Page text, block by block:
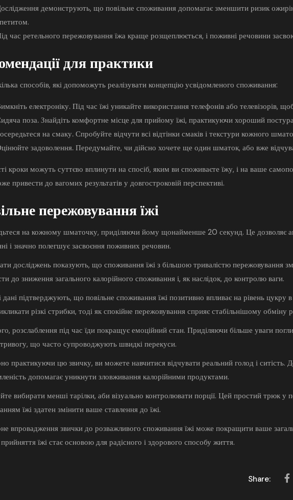
демонструють, що повільне споживання допомагає зменшити ризик
час ретельного пережовування їжа краще розщеплюється, і поживні речовини
для практики
способів, які допоможуть реалізувати концепцію усвідомленого споживання:
електроніку.Під час їжі уникайте використання телефонів або телевізорів,
поза.Знайдіть комфортне місце для прийому їжі, практикуючи хороший
на смаку.Спробуйте відчути всі відтінки смаків і текстури кожного
задоволення.Передумайте, чи дійсно хочете ще один шматок, або вже
кроки можуть суттєво вплинути на спосіб, яким ви споживаєте їжу, і на ваше
привести до вагомих результатів у довгостроковій перспективі.
пережовування їжі
на кожному шматочку, приділяючи йому щонайменше 20 секунд. Це дозволяє
і значно полегшує засвоєння поживних речовин.
досліджень показують, що споживання їжі з більшою тривалістю пережовування
до зниження загального калорійного споживання і, як наслідок, до контролю ваги.
дані підтверджують, що повільне споживання їжі позитивно впливає на рівень цукру
різкі стрибки, тоді як спокійне пережовування сприяє стабільнішому обміну
розслаблення під час їди покращує емоційний стан. Приділяючи більше уваги
тривогу, що часто супроводжують швидкі перекуси.
практикуючи цю звичку, ви можете навчитися відчувати реальний голод і ситість.
допомагає уникнути зловживання калорійними продуктами.
вибирати менші тарілки, аби візуально контролювати порції. Цей простий трюк у
їжі здатен змінити ваше ставлення до їжі.
впровадження звички до розважливого споживання їжі може покращити ваше
їжі стає основою для радісного і здорового способу життя.
Share: